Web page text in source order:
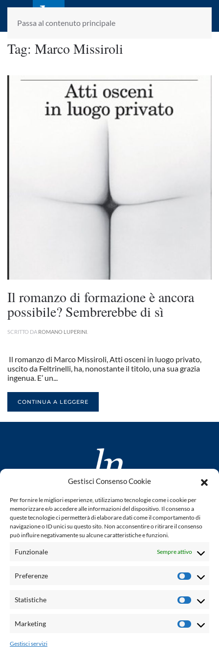
Gestisci Consenso Cookie
Per fornire le migliori esperienze, utilizziamo tecnologie come i cookie per
memorizzare e/o accedere alle informazioni del dispositivo. Il consenso a
queste tecnologie ci permetterà di elaborare dati come il comportamento di
navigazione o ID unici su questo sito. Non acconsentire o ritirare il consenso
può influire negativamente su alcune caratteristiche e funzioni.
Funzionale Sempre attivo
Preferenze
Statistiche
Marketing
Gestisci servizi
Passa al contenuto principale
laletteraturaenoi.it
fondato da Romano Luperini
Tag: Marco Missiroli
Il romanzo di formazione è ancora
possibile? Sembrerebbe di sì
SCRITTO DA ROMANO LUPERINI
Il romanzo di Marco Missiroli, Atti osceni in luogo privato,
uscito da Feltrinelli, ha, nonostante il titolo, una sua grazia
ingenua. E’ un...
CONTINUA A LEGGERE
www.laletteraturaenoi.it
fondato da Romano Luperini
Questo blog non rappresenta una testata giornalistica in
quanto viene aggiornato senza alcuna periodicità. Non può
legge n° 62 del 7.03.2001. L'autore non è responsabile per
email: